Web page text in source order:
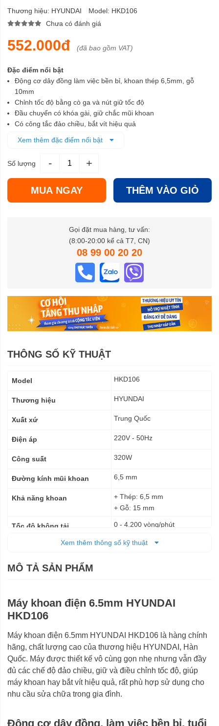
Thương hiệu: HYUNDAI Model: HKD106
Chưa có đánh giá
552.000đ (đã bao gồm VAT)
Đặc điểm nổi bật
Động cơ dây đồng làm việc bền bỉ, khoan thép 6,5mm, gỗ
10mm
Chỉnh tốc độ bằng cò ga và nút giữ tốc độ
Đầu chuyển có khóa gài, giữ chắc mũi khoan
Có công tắc đảo chiều, bắt vít hiệu quả
Xem thêm đặc điểm nổi bật
Số lượng - +
MUA NGAY THÊM VÀO GIỎ
Gọi đặt mua hàng, tư vấn:
(8:00-20:00 kể cả T7, CN)
08 99 00 20 20
THÔNG SỐ KỸ THUẬT
kỹ
Model HKD106
Thương hiệu HYUNDAI
Xuất xứ Trung Quốc
Điện áp 220V - 50Hz
Công suất 320W
Đường kính mũi khoan 6,5 mm
Khả năng khoan
+ Thép: 6,5 mm
+ Gỗ: 15 mm
Tốc độ không tải 0 - 4.200 vòng/phút
Điện
Kích thước (DxRxC)
Trọng lượng cả bì 1,2 Kg
Xem thêm thông số kỹ thuật
MÔ TẢ SẢN PHẨM
Máy khoan điện 6.5mm HYUNDAI
HKD106
Máy khoan điện 6.5mm HYUNDAI HKD106 là hàng chính
hãng, chất lượng cao của thương hiệu HYUNDAI, Hàn
Quốc. Máy được thiết kế vô cùng gọn nhẹ nhưng vẫn đầy
đủ các chế độ đảo chiều, giữ và điều chỉnh tốc độ, giúp
máy khoan hay bắt vít hiệu quả, rất phù hợp sử dụng cho
nhu cầu sửa chữa trong gia đình.
Động cơ dây đồng, làm việc bền bỉ, tuổi